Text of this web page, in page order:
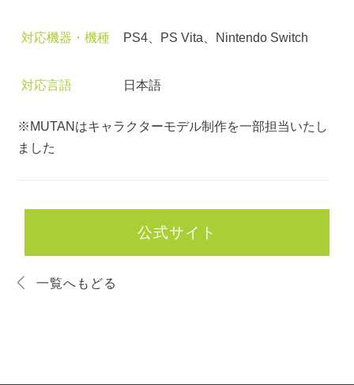
対応機器・機種 PS4、PS Vita、Nintendo Switch
対応言語 日本語
※MUTANはキャラクターモデル制作を一部担当いたし
ました
公式サイト
一覧へもどる